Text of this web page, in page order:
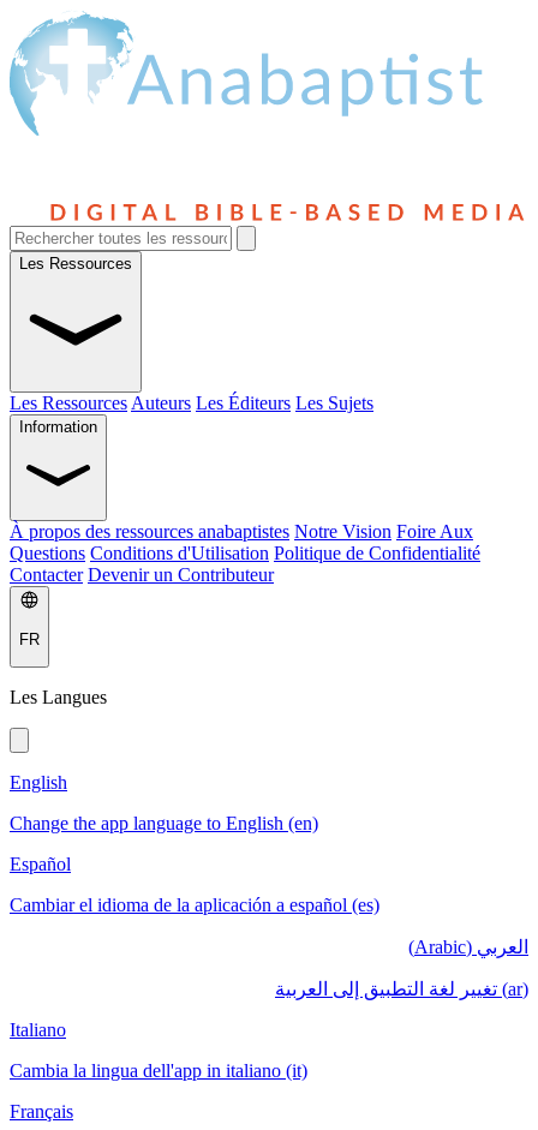
Les Ressources
Les Ressources Auteurs Les Éditeurs Les Sujets
Information
À propos des ressources anabaptistes Notre Vision Foire Aux
Questions Conditions d'Utilisation Politique de Confidentialité
Contacter Devenir un Contributeur
FR
Les Langues
English
Change the app language to English (en)
Español
Cambiar el idioma de la aplicación a español (es)
العربي (Arabic)
(ar) تغيير لغة التطبيق إلى العربية
Italiano
Cambia la lingua dell'app in italiano (it)
Français